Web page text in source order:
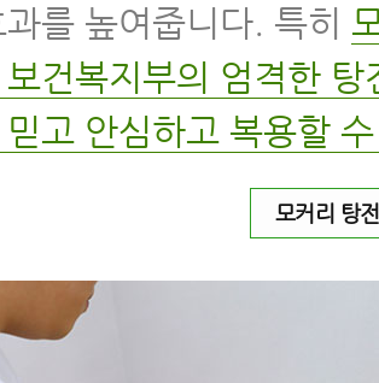
를 높여줍니다. 특히
건복지부의 엄격한 탕
고 안심하고 복용할
모커리 탕